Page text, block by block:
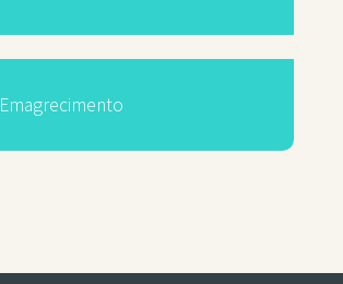
Emagrecimento